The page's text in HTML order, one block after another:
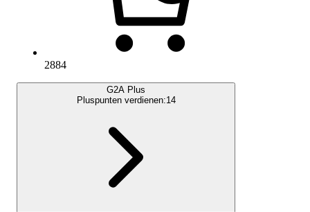
2884
G2A Plus
Pluspunten verdienen:14